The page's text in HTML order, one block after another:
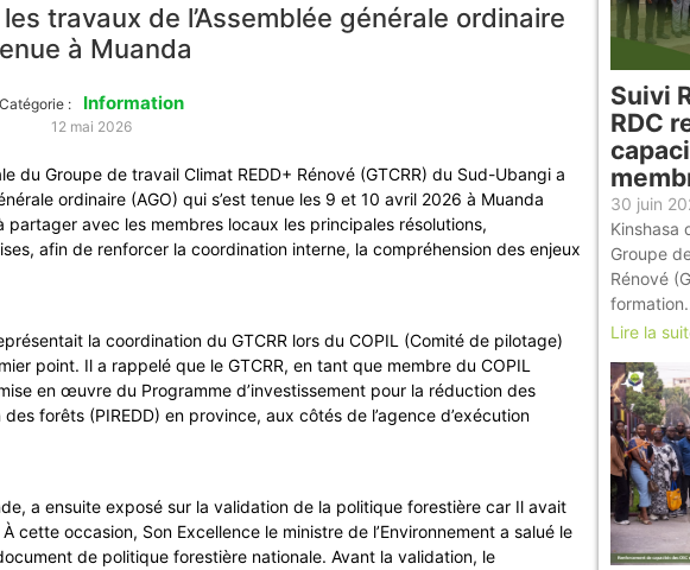
travaux de l’Assemblée générale ordinaire
à Muanda
Catégorie : Information
12 mai 2026
du Groupe de travail Climat REDD+ Rénové (GTCRR) du Sud-Ubangi a
ordinaire (AGO) qui s’est tenue les 9 et 10 avril 2026 à Muanda
avec les membres locaux les principales résolutions,
afin de renforcer la coordination interne, la compréhension des enjeux
la coordination du GTCRR lors du COPIL (Comité de pilotage)
point. Il a rappelé que le GTCRR, en tant que membre du COPIL
en œuvre du Programme d’investissement pour la réduction des
forêts (PIREDD) en province, aux côtés de l’agence d’exécution
a ensuite exposé sur la validation de la politique forestière car Il avait
cette occasion, Son Excellence le ministre de l’Environnement a salué le
de politique forestière nationale. Avant la validation, le
Suivi
RDC
30 juin
Kinshasa
Groupe
Rénové
Lire la